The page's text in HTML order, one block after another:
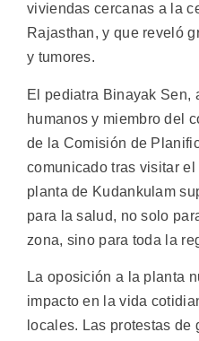
viviendas cercanas a la
Rajasthan, y que reveló
y tumores.
El pediatra Binayak Sen,
humanos y miembro del
de la Comisión de
comunicado tras visitar
planta de Kudankulam
para la salud, no solo
zona, sino para toda la
La oposición a la planta
impacto en la vida
locales. Las protestas de